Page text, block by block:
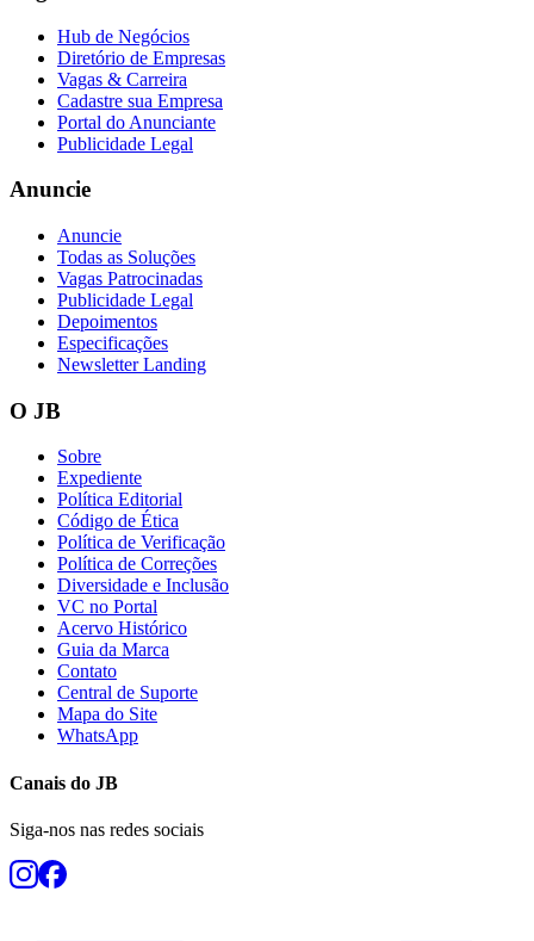
Athletico-PR
Hub de Negócios
Diretório de Empresas
Vagas & Carreira
Cadastre sua Empresa
Portal do Anunciante
Publicidade Legal
Anuncie
Anuncie
Todas as Soluções
Vagas Patrocinadas
Publicidade Legal
Depoimentos
Especificações
Newsletter Landing
O JB
Sobre
Expediente
Política Editorial
Código de Ética
Política de Verificação
Política de Correções
Diversidade e Inclusão
VC no Portal
Acervo Histórico
Guia da Marca
Contato
Central de Suporte
Mapa do Site
WhatsApp
Canais do JB
Siga-nos nas redes sociais